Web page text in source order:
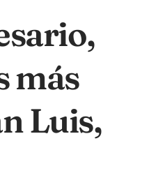
más
Luis,